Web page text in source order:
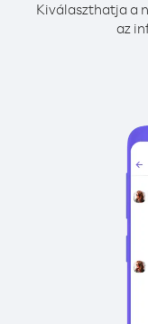
Kiválaszthatja a
az